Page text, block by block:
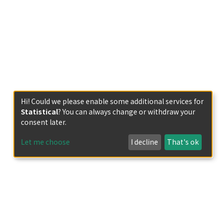
Hi! Could we please enable some additional services for
Statistical? You can always change or withdraw your
consent later.
Let me choose I decline That's ok